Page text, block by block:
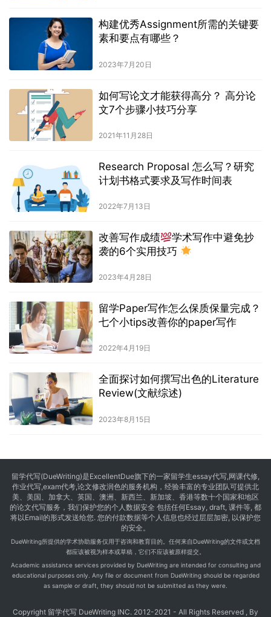
构建优秀Assignment所需的关键要
素和要点有哪些？
2023年7月20日
如何写论文才能获得高分？ 高分论
文7个步骤小技巧分享
2021年11月28日
Research Proposal 怎么写？研究
计划书格式要求及写作时间表
2022年7月13日
改善写作成绩
学术写作中避免抄
袭的6个实用技巧
2023年4月28日
留学Paper写作怎么保质保量完成？
七个小tips改善你的paper写作
2022年4月19日
全面探讨如何撰写出色的Literature
Review(文献综述)
2023年8月15日
留学代写(DueWriting)是ExcellentDue旗下的一家留学生essay代写,网课代修,
作业代写,exam代考,论文修改润色的服务机构，经验丰富的专业团队可提供北
美、美国、加拿大、英国、澳洲、新西兰、新加坡、香港等数十个国家和地区
的论文代写服务，我们保护您的个人数据安全 包括任何Essay, draft, 课件等, 都
将以Email的形式发送给您. 您的付款数据等个人信息也经过层层加密, 以保护您
的安全。
DueWriting所提供的学术协助服务仅用于咨询和教育目的。任何来自DueWriting的文件或文档
都应该被视为样本或草稿，它们不应该被原样提交。
Academic assistance services provided by DueWriting are intended for consulting and
educational purposes only. Any file or document from DueWriting should be regarded
as sample or draft, they should not be submitted as they were.
Copyright 留学代写 DueWriting INC. 2012-2021 - All Rights Reserved , By